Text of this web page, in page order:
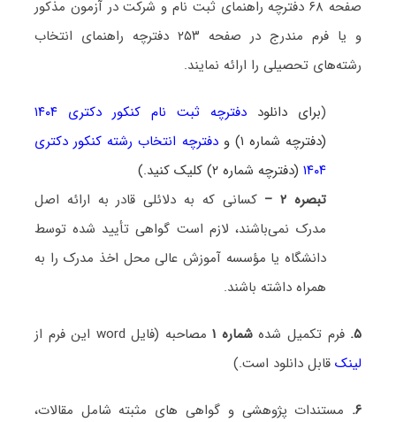
صفحه ۶۸ دفترچه راهنمای ثبت­ نام و شرکت در آزمون مذکور
و یا فرم مندرج در صفحه ۲۵۳ دفترچه راهنمای انتخاب
رشته‌های تحصیلی را ارائه نمایند.
(برای دانلود دفترچه ثبت نام کنکور دکتری ۱۴۰۴
(دفترچه شماره ۱) و
دفترچه انتخاب رشته کنکور دکتری
۱۴۰۴ (دفترچه شماره ۲) کلیک کنید.)
تبصره ۲ –
کسانی که به دلائلی قادر به ارائه اصل
مدرک نمی‌باشند، لازم است گواهی تأیید شده توسط
دانشگاه یا مؤسسه آموزش عالی محل اخذ مدرک را به
همراه داشته باشند.
​​​​​​۵. فرم تکمیل شدهشماره ۱ مصاحبه (فایل word این فرم از
لینک قابل دانلود است.)
۶. مستندات پژوهشی و گواهی های مثبته شامل مقالات،